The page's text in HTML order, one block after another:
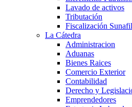
Lavado de activos
Tributación
Fiscalización Sunafil
La Cátedra
Administracion
Aduanas
Bienes Raices
Comercio Exterior
Contabilidad
Derecho y
Emprendedores